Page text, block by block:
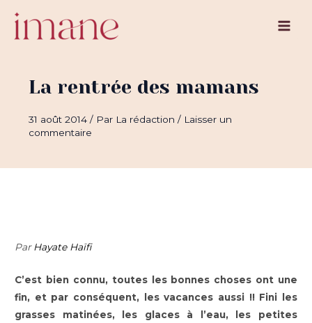
contenu
Main
La rentrée des mamans
31 août 2014/ Par La rédaction/ Laisser un
commentaire
Par Hayate Haïfi
C’est bien connu, toutes les bonnes choses ont une
fin, et par conséquent, les vacances aussi !! Fini les
grasses matinées, les glaces à l’eau, les petites